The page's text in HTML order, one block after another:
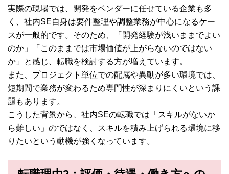
実際の現場では、開発をベンダーに任せている企業も多
く、社内SE自身は要件整理や調整業務が中心になるケー
スが一般的です。そのため、「開発経験が浅いままでよい
のか」「このままでは市場価値が上がらないのではない
か」と感じ、転職を検討する方が増えています。
また、プロジェクト単位での配属や異動が多い環境では、
短期間で業務が変わるため専門性が深まりにくいという課
題もあります。
こうした背景から、社内SEの転職では「スキルがないか
ら難しい」のではなく、スキルを積み上げられる環境に移
りたいという動機が強くなっています。